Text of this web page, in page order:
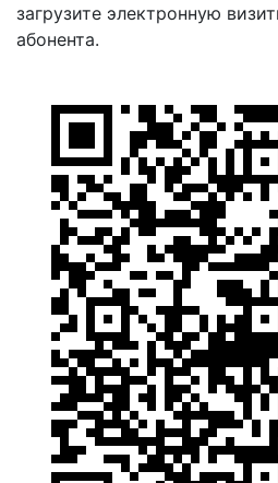
загрузите электронную
абонента.